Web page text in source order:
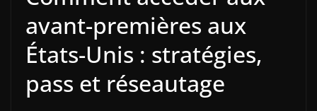
avant-premières aux
États-Unis : stratégies,
pass et réseautage